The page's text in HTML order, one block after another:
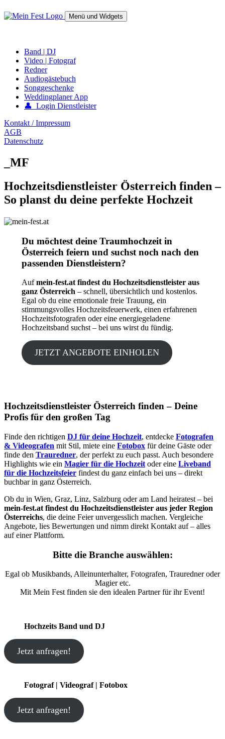
zum
Menü und Widgets
Band | DJ
Video | Fotograf
Redner
Audiogästebuch
Songgeschenke
Weddingplaner App
👤 Login Dienstleister
Kontakt / Impressum
AGB
Datenschutz
_MF
Hochzeitsdienstleister Österreich finden –
So planst du deine perfekte Hochzeit
Du möchtest deine Traumhochzeit in
Österreich feiern und suchst noch nach den
passenden Dienstleistern?
Aufmein-fest.at findest du Hochzeitsdienstleister aus
ganz Österreich– schnell, übersichtlich und kostenlos.
Egal ob du eine emotionale freie Trauung, ein
stimmungsvolles Hochzeitsfeuerwerk, einen erfahrenen
Hochzeitsfotografen oder eine energiegeladene
Hochzeitsband suchst – bei uns wirst du fündig.
JETZT ANGEBOTE EINHOLEN
Hochzeitsdienstleister Österreich finden – Deine
Profis für den großen Tag
Finde den richtigen DJ für deine Hochzeit, entdecke Fotografen
& Videografen mit Stil, miete eine Fotobox für deine Gäste oder
finde den Trauredner, der perfekt zu euch passt. Auch besondere
Highlights wie ein Magier für die Hochzeit oder eine Liveband
für die Hochzeitsfeier findest du ganz einfach bei uns – direkt
buchbar in ganz Österreich.
Ob du in Wien, Graz, Linz, Salzburg oder am Land heiratest – bei
mein-fest.at findest du Hochzeitsdienstleister aus jeder Region
Österreichs, die deine Feier unvergesslich machen. Vergleiche
Angebote, lies Bewertungen und nimm direkt Kontakt auf – alles
auf einer Plattform.
Bitte die Branche auswählen:
Egal ob Musikbands, Alleinunterhalter, Fotografen, Trauredner oder
Magier etc.
Mit Mein Fest finden sie den idealen Partner für ihr Event!
Hochzeits Band und DJ
Jetzt anfragen!
Fotograf | Videograf | Fotobox
Jetzt anfragen!